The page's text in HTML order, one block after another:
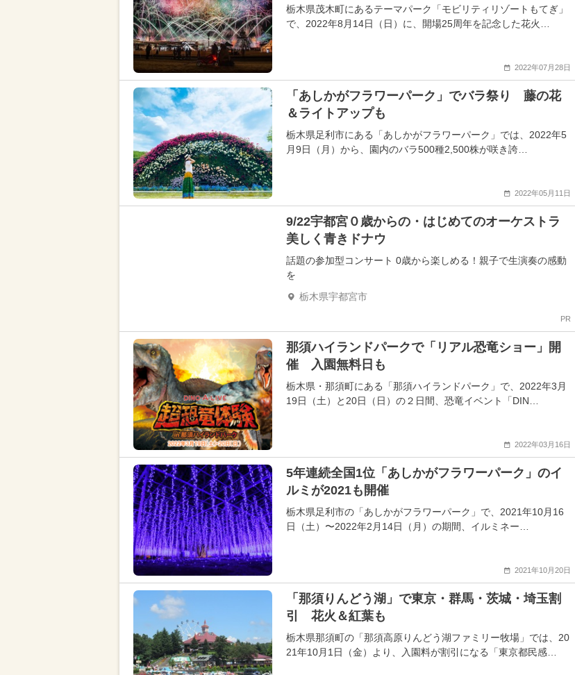
栃木県茂木町にあるテーマパーク「モビリティリゾートもてぎ」
で、2022年8月14日（日）に、開場25周年を記念した花火…
2022年07月28日
「あしかがフラワーパーク」でバラ祭り 藤の花
＆ライトアップも
栃木県足利市にある「あしかがフラワーパーク」では、2022年5
月9日（月）から、園内のバラ500種2,500株が咲き誇…
2022年05月11日
9/22宇都宮０歳からの・はじめてのオーケストラ
美しく青きドナウ
話題の参加型コンサート 0歳から楽しめる！親子で生演奏の感動
を
栃木県宇都宮市
PR
那須ハイランドパークで「リアル恐竜ショー」開
催 入園無料日も
栃木県・那須町にある「那須ハイランドパーク」で、2022年3月
19日（土）と20日（日）の２日間、恐竜イベント「DIN…
2022年03月16日
5年連続全国1位「あしかがフラワーパーク」のイ
ルミが2021も開催
栃木県足利市の「あしかがフラワーパーク」で、2021年10月16
日（土）〜2022年2月14日（月）の期間、イルミネー…
2021年10月20日
「那須りんどう湖」で東京・群馬・茨城・埼玉割
引 花火＆紅葉も
栃木県那須町の「那須高原りんどう湖ファミリー牧場」では、20
21年10月1日（金）より、入園料が割引になる「東京都民感…